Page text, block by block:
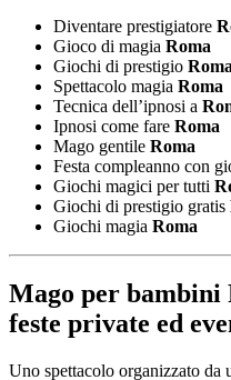
Diventare prestigiatore
Gioco di magia Roma
Giochi di prestigio
Spettacolo magia Roma
Tecnica dell’ipnosi a
Ipnosi come fare Roma
Mago gentile Roma
Festa compleanno con
Giochi magici per tutti
Giochi di prestigio gratis
Giochi magia Roma
Mago per bambini
feste private ed
Uno spettacolo organizzato da